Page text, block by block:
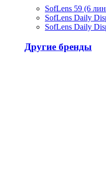
SofLens 59 (6
SofLens Daily
SofLens Daily
Другие бренды